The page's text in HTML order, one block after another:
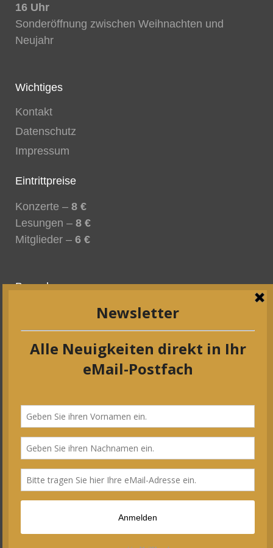
16 Uhr
Sonderöffnung zwischen Weihnachten und
Neujahr
Wichtiges
Kontakt
Datenschutz
Impressum
Eintrittpreise
Konzerte – 8 €
Lesungen – 8 €
Mitglieder – 6 €
Bewerbungen
Wir bitten von Ausstellungsbewerbungen
abzusehen. Wir können leider keine
Bewerbungsunterlagen zurücksenden oder auf
Anfragen antworten. Wir melden uns bei Ihnen,
wenn wir Sie einladen möchten.
Unterstützung